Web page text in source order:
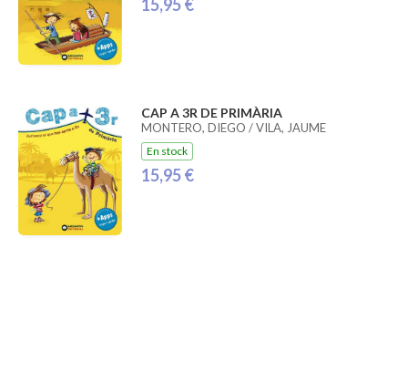
15,95 €
CAP A 3R DE PRIMÀRIA
MONTERO, DIEGO / VILA, JAUME
En stock
15,95 €